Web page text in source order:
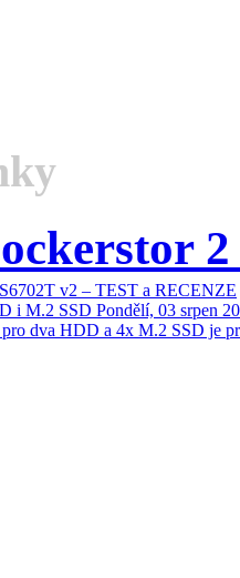
v2 – TEST a RECENZE
i M.2 SSD Pondělí, 03 srpen
dva HDD a 4x M.2 SSD je